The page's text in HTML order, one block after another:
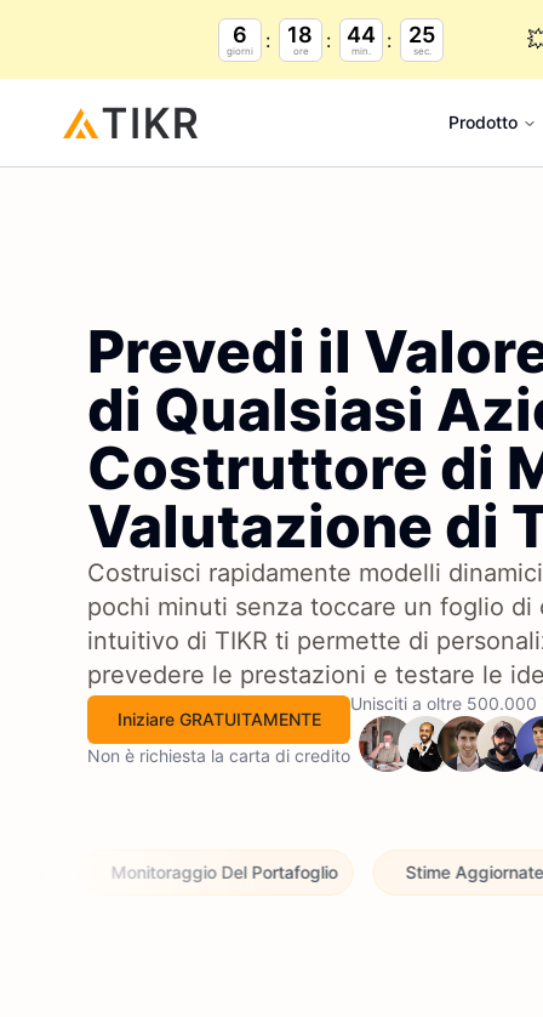
6
giorni
18
ore
44
min.
24
sec.
Prodotto
Prevedi il
di Qualsiasi
Costruttore di
Valutazione di
Costruisci rapidamente modelli
pochi minuti senza toccare un foglio di
intuitivo di TIKR ti permette di
prevedere le prestazioni e testare le
Iniziare GRATUITAMENTE
Non è richiesta la carta di credito
Unisciti a oltre 500.000
Del Portafoglio Stime Aggiornate Degli Analisti